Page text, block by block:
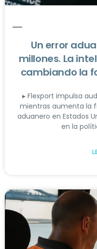
Un error
millones. La
cambiando la
▸ Flexport impulsa
mientras aumenta la
aduanero en Estados
en la